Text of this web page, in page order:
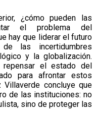
¿cómo pueden las
el problema del
hay que liderar el futuro
las incertidumbres
y la globalización.
repensar el estado del
para afrontar estos
concluye que
de las instituciones: no
sino de proteger las